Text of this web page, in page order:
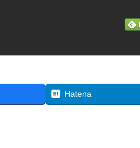
Hatena